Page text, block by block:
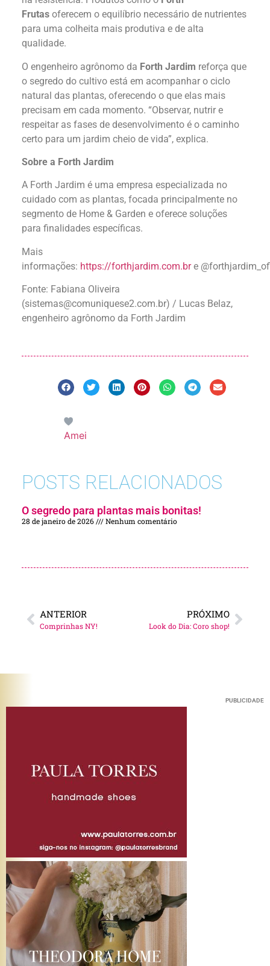
Frutas oferecem o equilíbrio necessário de nutrientes
para uma colheita mais produtiva e de alta
qualidade.
O engenheiro agrônomo da Forth Jardim reforça que
o segredo do cultivo está em acompanhar o ciclo
natural das plantas, oferecendo o que elas mais
precisam em cada momento. “Observar, nutrir e
respeitar as fases de desenvolvimento é o caminho
certo para um jardim cheio de vida”, explica.
Sobre a Forth Jardim
A Forth Jardim é uma empresa especializada no
cuidado com as plantas, focada principalmente no
segmento de Home & Garden e oferece soluções
para finalidades específicas.
Mais
informações: https://forthjardim.com.bre
Fonte: Fabiana Oliveira
(sistemas@comuniquese2.com.br) / Lucas Belaz,
engenheiro agrônomo da Forth Jardim
Amei
POSTS RELACIONADOS
O segredo para plantas mais bonitas!
28 de janeiro de 2026 Nenhum comentário
ANTERIOR
Comprinhas NY!
PRÓXIMO
Look do Dia: Coro shop!
PUBLICIDADE